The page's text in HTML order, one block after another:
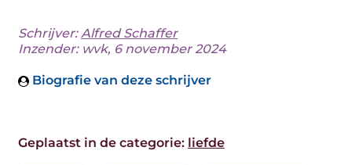
Schrijver:Alfred Schaffer
Inzender: wvk, 6 november 2024
Biografie van deze schrijver
Geplaatst in de categorie: liefde